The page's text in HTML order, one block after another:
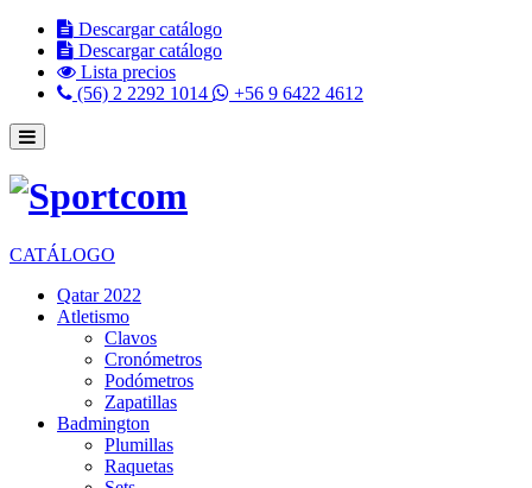
Descargar catálogo
Descargar catálogo
Lista precios
(56) 2 2292 1014
+56 9 6422 4612
CATÁLOGO
Qatar 2022
Atletismo
Clavos
Cronómetros
Podómetros
Zapatillas
Badmington
Plumillas
Raquetas